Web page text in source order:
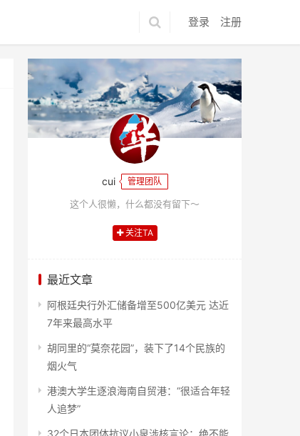
登录 注册
cui 管理团队
这个人很懒，什么都没有留下～
关注TA
最近文章
阿根廷央行外汇储备增至500亿美元 达近
7年来最高水平
胡同里的“莫奈花园”，装下了14个民族的
烟火气
港澳大学生逐浪海南自贸港：“很适合年轻
人追梦”
32个日本团体抗议小泉涉核言论：绝不能